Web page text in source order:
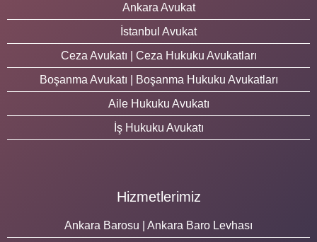
Ankara Avukat
İstanbul Avukat
Ceza Avukatı | Ceza Hukuku Avukatları
Boşanma Avukatı | Boşanma Hukuku Avukatları
Aile Hukuku Avukatı
İş Hukuku Avukatı
Hizmetlerimiz
Ankara Barosu | Ankara Baro Levhası